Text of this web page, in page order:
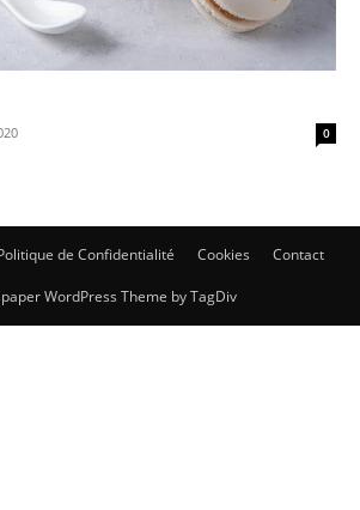
0
de Confidentialité Cookies Contact
WordPress Theme by TagDiv